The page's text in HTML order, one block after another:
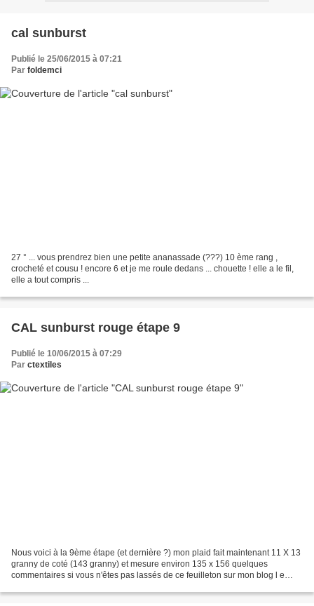
cal sunburst
Publié le 25/06/2015 à 07:21
Par foldemci
27 ° ... vous prendrez bien une petite ananassade (???) 10 ème rang ,
crocheté et cousu ! encore 6 et je me roule dedans ... chouette ! elle a le fil,
elle a tout compris ...
CAL sunburst rouge étape 9
Publié le 10/06/2015 à 07:29
Par ctextiles
Nous voici à la 9ème étape (et dernière ?) mon plaid fait maintenant 11 X 13
granny de coté (143 granny) et mesure environ 135 x 156 quelques
commentaires si vous n'êtes pas lassés de ce feuilleton sur mon blog l e